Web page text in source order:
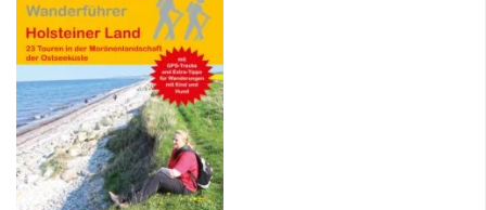
Zu
Wunschliste
hinzufügen